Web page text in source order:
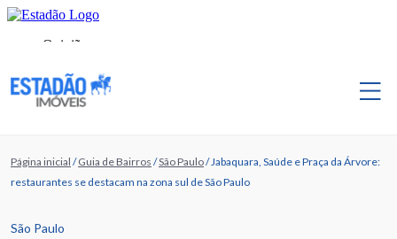
Página inicial /Guia de Bairros /São Paulo/Jabaquara, Saúde e Praça da Árvore:
restaurantes se destacam na zona sul de São Paulo
São Paulo